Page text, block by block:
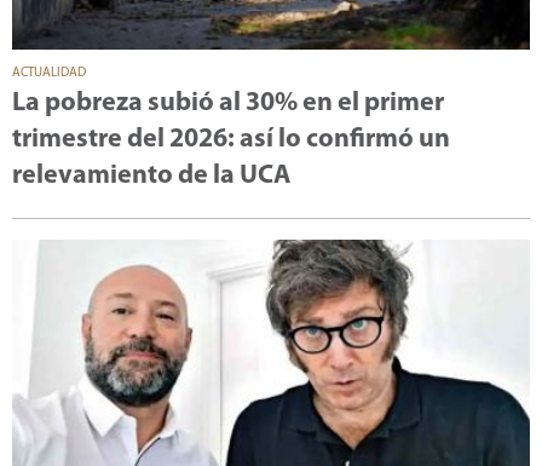
ACTUALIDAD
La pobreza subió al 30% en el primer
trimestre del 2026: así lo confirmó un
relevamiento de la UCA